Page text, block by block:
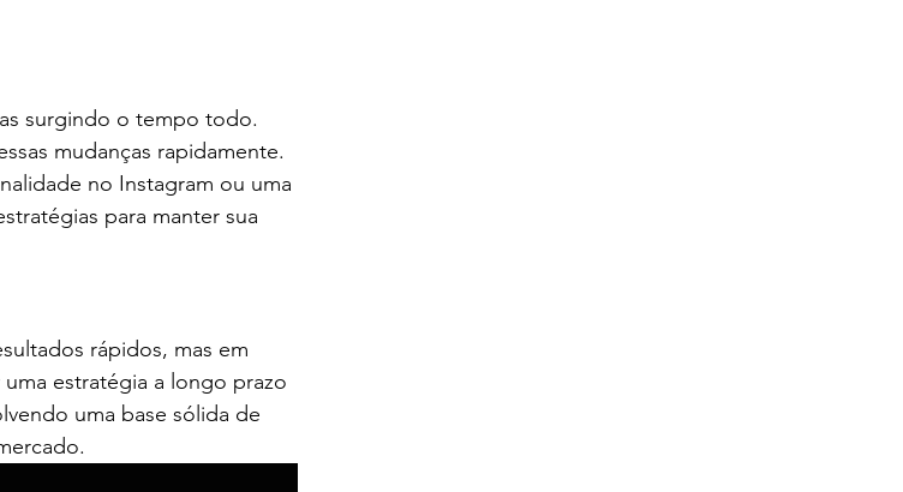
surgindo o tempo todo.
mudanças rapidamente.
no Instagram ou uma
para manter sua
rápidos, mas em
estratégia a longo prazo
uma base sólida de